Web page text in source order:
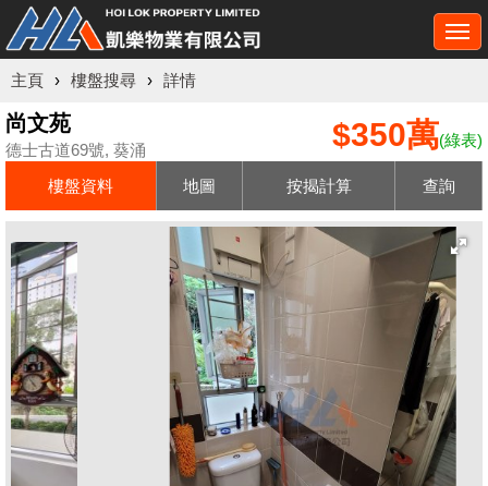
主頁 › 樓盤搜尋 › 詳情
尚文苑
德士古道69號, 葵涌 $350萬(綠表)
樓盤資料 地圖 按揭計算 查詢